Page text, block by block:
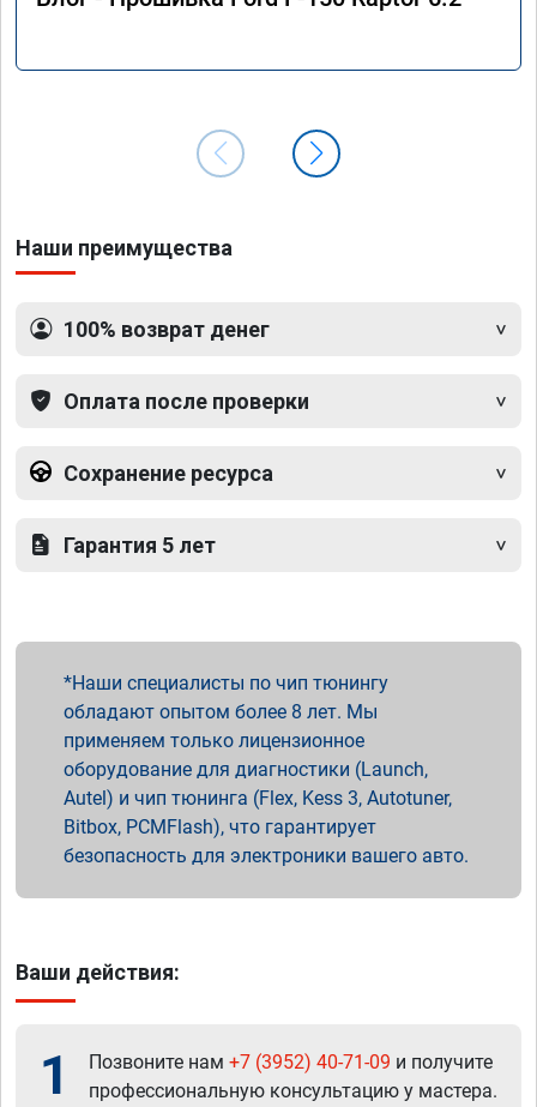
Наши преимущества
100% возврат денег
Оплата после проверки
Сохранение ресурса
Гарантия 5 лет
Наши специалисты по чип тюнингу
обладают опытом более 8 лет. Мы
применяем только лицензионное
оборудование для диагностики (Launch,
Autel) и чип тюнинга (Flex, Kess 3, Autotuner,
Bitbox, PCMFlash), что гарантирует
безопасность для электроники вашего авто.
Ваши действия:
1 Позвоните нам +7 (3952) 40-71-09 и получите
профессиональную консультацию у мастера.